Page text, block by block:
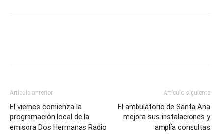
Artículo anterior
El viernes comienza la
programación local de la
emisora Dos Hermanas Radio
Artículo siguiente
El ambulatorio de Santa Ana
mejora sus instalaciones y
amplía consultas